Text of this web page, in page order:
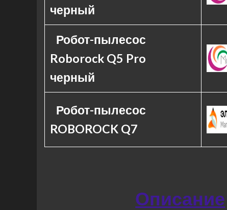
черный
Робот-пылесос
Roborock Q5 Pro
черный
Робот-пылесос
ROBOROCK Q7
Описание